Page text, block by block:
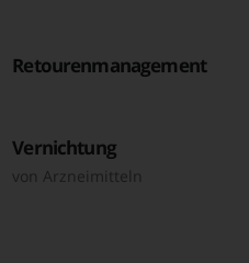
Retourenmanagement
Vernichtung
von Arzneimitteln